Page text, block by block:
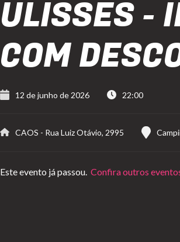
ULISSES -
COM
12 de junho de 2026 22:00
CAOS - Rua Luiz Otávio, 2995
Este evento já passou. Confira outros